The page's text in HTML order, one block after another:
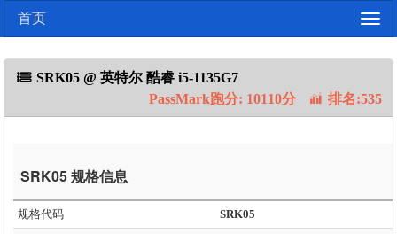
首页
SRK05 @ 英特尔 酷睿 i5-1135G7
PassMark跑分: 10110分
排名:535
SRK05 规格信息
规格代码 SRK05